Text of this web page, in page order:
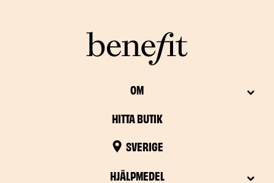
OM
HITTA BUTIK
SVERIGE
HJÄLPMEDEL